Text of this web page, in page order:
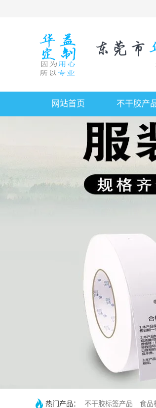
网站首页 不干胶产
热门产品： 不干胶标签产品 食品